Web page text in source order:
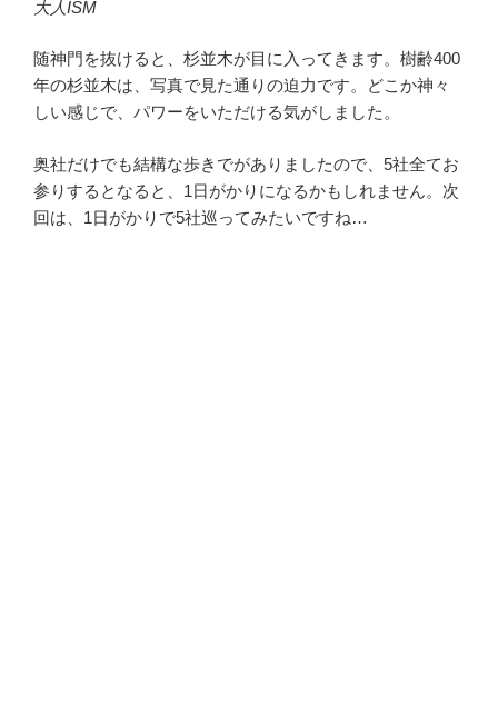
大人ISM
随神門を抜けると、杉並木が目に入ってきます。樹齢400
年の杉並木は、写真で見た通りの迫力です。どこか神々
しい感じで、パワーをいただける気がしました。
奥社だけでも結構な歩きでがありましたので、5社全てお
参りするとなると、1日がかりになるかもしれません。次
回は、1日がかりで5社巡ってみたいですね…